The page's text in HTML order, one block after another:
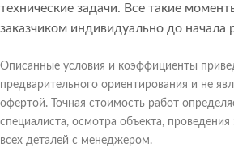
технические задачи. Все такие
заказчиком индивидуально до начала
Описанные условия и коэффициенты
предварительного ориентирования и не
офертой. Точная стоимость работ
специалиста, осмотра объекта, проведения
всех деталей с менеджером.